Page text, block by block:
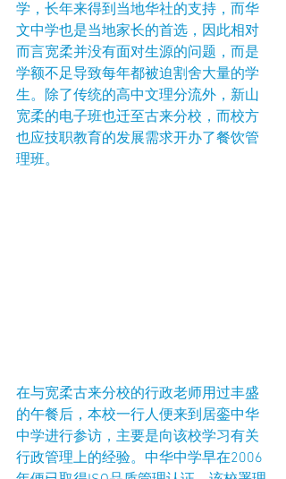
学，长年来得到当地华社的支持，而华
文中学也是当地家长的首选，因此相对
而言宽柔并没有面对生源的问题，而是
学额不足导致每年都被迫割舍大量的学
生。除了传统的高中文理分流外，新山
宽柔的电子班也迁至古来分校，而校方
也应技职教育的发展需求开办了餐饮管
理班。
在与宽柔古来分校的行政老师用过丰盛
的午餐后，本校一行人便来到居銮中华
中学进行参访，主要是向该校学习有关
行政管理上的经验。中华中学早在2006